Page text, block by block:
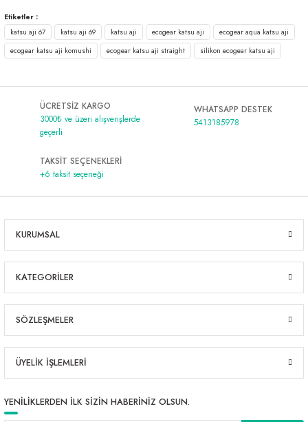
450,00 ₺
Etiketler :
katsu aji 67
katsu aji 69 katsu aji ecogear katsu aji
ecogear aqua katsu aji
ecogear katsu aji komushi
ecogear katsu aji straight silikon ecogear katsu aji
ÜCRETSİZ KARGO
3000₺ ve üzeri alışverişlerde
geçerli
WHATSAPP DESTEK
5413185978
TAKSİT SEÇENEKLERİ
+6 taksit seçeneği
KURUMSAL
KATEGORİLER
SÖZLEŞMELER
ÜYELİK İŞLEMLERİ
YENİLİKLERDEN İLK SİZİN HABERİNİZ OLSUN.